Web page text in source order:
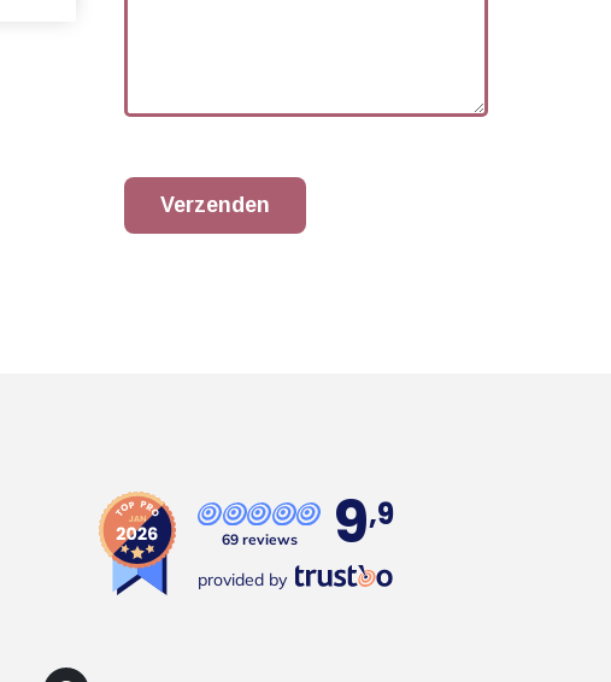
Verzenden
69 reviews 9,9
provided by